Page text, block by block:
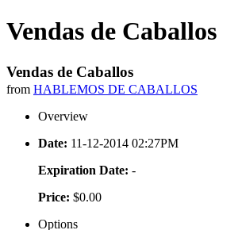
Vendas de Caballos
Vendas de Caballos
from HABLEMOS DE CABALLOS
Overview
Date: 11-12-2014 02:27PM
Expiration Date: -
Price: $0.00
Options